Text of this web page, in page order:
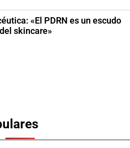
«El PDRN es un escudo
skincare»